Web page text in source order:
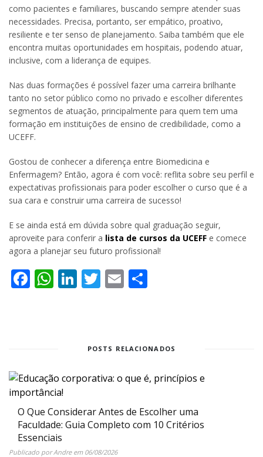
como pacientes e familiares, buscando sempre atender suas
necessidades. Precisa, portanto, ser empático, proativo,
resiliente e ter senso de planejamento. Saiba também que ele
encontra muitas oportunidades em hospitais, podendo atuar,
inclusive, com a liderança de equipes.
Nas duas formações é possível fazer uma carreira brilhante
tanto no setor público como no privado e escolher diferentes
segmentos de atuação, principalmente para quem tem uma
formação em instituições de ensino de credibilidade, como a
UCEFF.
Gostou de conhecer a diferença entre Biomedicina e
Enfermagem? Então, agora é com você: reflita sobre seu perfil e
expectativas profissionais para poder escolher o curso que é a
sua cara e construir uma carreira de sucesso!
E se ainda está em dúvida sobre qual graduação seguir,
aproveite para conferir a lista de cursos da UCEFF e comece
agora a planejar seu futuro profissional!
Facebook
WhatsApp
LinkedIn
Twitter
Email
POSTS RELACIONADOS
O Que Considerar Antes de Escolher uma
Faculdade: Guia Completo com 10 Critérios
Essenciais
Publicado porAndreem 06/08/2026